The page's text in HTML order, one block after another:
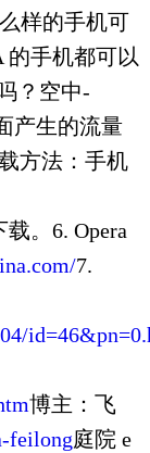
样的手机可
的手机都可以
？空中-
产生的流量
方法：手机
。6. Opera
7.
博主：飞
feilong庭院 e